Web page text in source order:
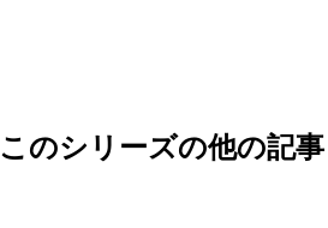
このシリーズの他の記事